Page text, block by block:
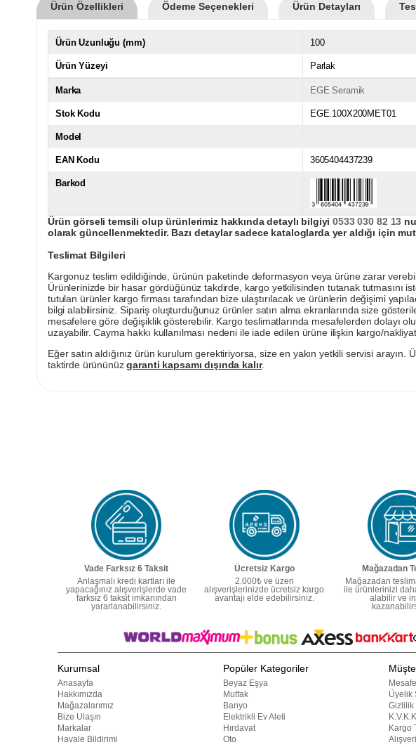
Ürün Özellikleri Ödeme Seçenekleri Ürün Detayları
Ürün Uzunluğu (mm) 100
Ürün Yüzeyi Parlak
Marka EGE Seramik
Stok Kodu EGE.100X200MET01
Model
EAN Kodu 3605404437239
Barkod
Ürün görseli temsili olup ürünlerimiz hakkında detaylı bilgiyi0533 030 82 13
olarak güncellenmektedir. Bazı detaylar sadece kataloglarda yer aldığı için
Teslimat Bilgileri
Kargonuz teslim edildiğinde, ürünün paketinde deformasyon veya ürüne zarar
Ürünlerinizde bir hasar gördüğünüz takdirde, kargo yetkilisinden tutanak tutmasını
tutulan ürünler kargo firması tarafından bize ulaştırılacak ve ürünlerin değişimi
bilgi alabilirsiniz. Sipariş oluşturduğunuz ürünler satın alma ekranlarında size
mesafelere göre değişiklik gösterebilir. Kargo teslimatlarında mesafelerden dolayı
uzayabilir. Cayma hakkı kullanılması nedeni ile iade edilen ürüne ilişkin kargo/
Eğer satın aldığınız ürün kurulum gerektiriyorsa, size en yakın yetkili servisi
taktirde ürününüzgaranti kapsamı dışında kalır.
Vade Farksız 6 Taksit
Anlaşmalı kredi kartları ile
yapacağınız alışverişlerde vade
farksız 6 taksit imkanından
yararlanabilirsiniz.
Ücretsiz Kargo
2.000₺ ve üzeri
alışverişlerinizde ücretsiz kargo
avantajı elde edebilirsiniz.
Mağazadan
Mağazadan
ile ürünlerinizi
alabilir ve
Kurumsal
Anasayfa
Hakkımızda
Mağazalarımız
Bize Ulaşın
Markalar
Havale Bildirimi
Popüler Kategoriler
Beyaz Eşya
Mutfak
Banyo
Elektrikli Ev Aleti
Hırdavat
Oto
Üyelik
Gizlilik
Kargo